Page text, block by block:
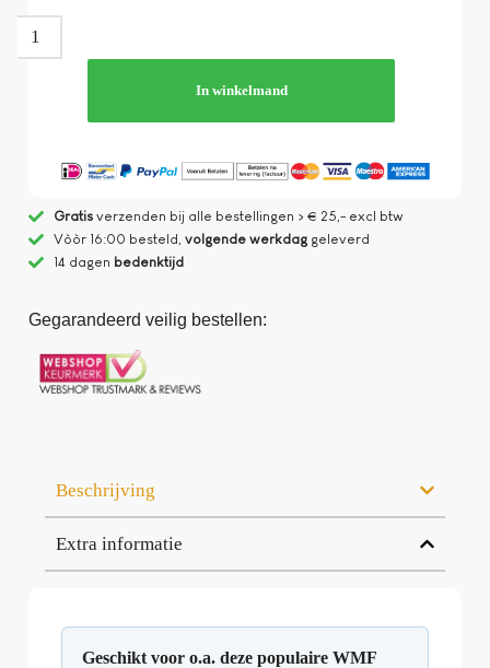
In winkelmand
Gratisverzenden bij alle bestellingen > € 25,- excl btw
Vòòr 16:00 besteld, volgende werkdaggeleverd
14 dagen bedenktijd
Gegarandeerd veilig bestellen:
Beschrijving
Extra informatie
Geschikt voor o.a. deze populaire WMF